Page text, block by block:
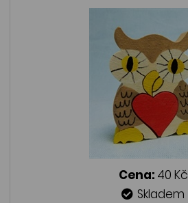
Cena: 40 Kč
Skladem